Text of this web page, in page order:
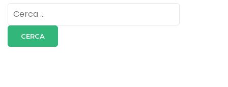
Ricerca
per: